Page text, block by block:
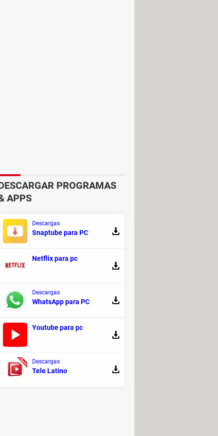
de la videoconferencia.
GIFs o stickers
100 participantes por reunión.
en su plataforma. Para
flexibilidad y accesibilidad
móvil o simplemente acceder a
y colaborar de manera
calidad, así como la posibilidad
PROGRAMAS
APPS
Descargas
Snaptube para PC
Netflix para pc
Descargas
WhatsApp para PC
Youtube para pc
Descargas
Tele Latino